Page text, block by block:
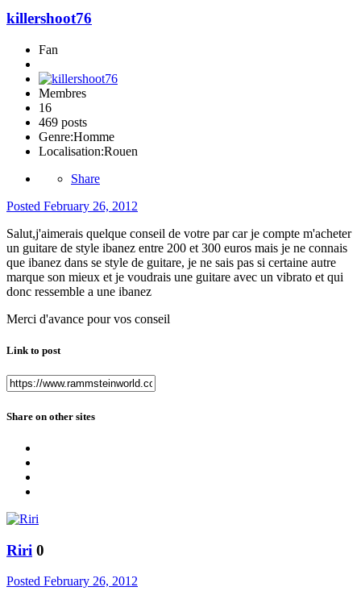
killershoot76
Fan
Membres
16
469 posts
Genre:Homme
Localisation:Rouen
Share
Posted February 26, 2012
Salut,j'aimerais quelque conseil de votre par car je compte m'acheter
un guitare de style ibanez entre 200 et 300 euros mais je ne connais
que ibanez dans se style de guitare, je ne sais pas si certaine autre
marque son mieux et je voudrais une guitare avec un vibrato et qui
donc ressemble a une ibanez
Merci d'avance pour vos conseil
Link to post
Share on other sites
Riri 0
Posted February 26, 2012